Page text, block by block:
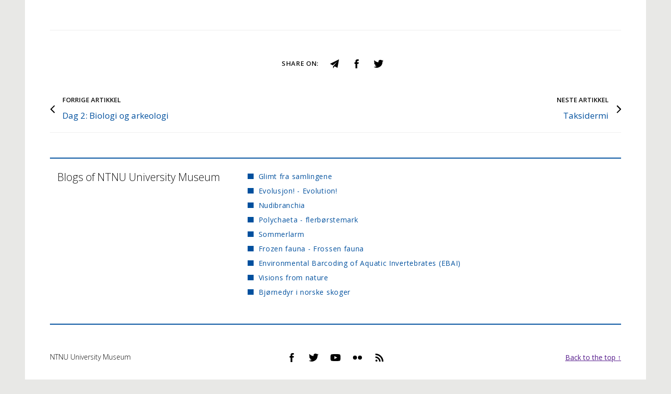
SHARE ON:
FORRIGE ARTIKKEL
Dag 2: Biologi og arkeologi
NESTE ARTIKKEL
Taksidermi
Blogs of NTNU University Museum
Glimt fra samlingene
Evolusjon! - Evolution!
Nudibranchia
Polychaeta - flerbørstemark
Sommerlarm
Frozen fauna - Frossen fauna
Environmental Barcoding of Aquatic Invertebrates (EBAI)
Visions from nature
Bjørnedyr i norske skoger
NTNU University Museum Back to the top ↑